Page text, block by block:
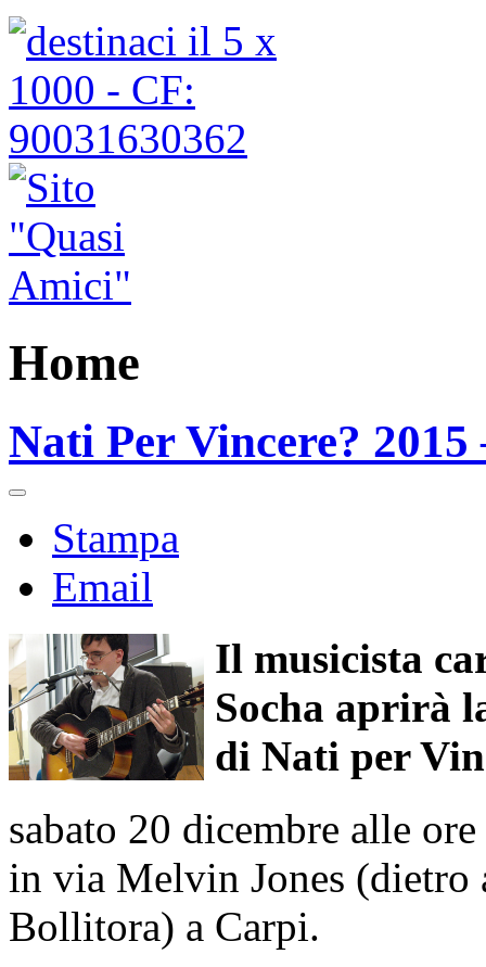
Home
Nati Per Vincere?
Stampa
Email
Il musicista
Socha aprirà
di Nati per
sabato 20 dicembre alle
in via Melvin Jones
Bollitora) a Carpi.